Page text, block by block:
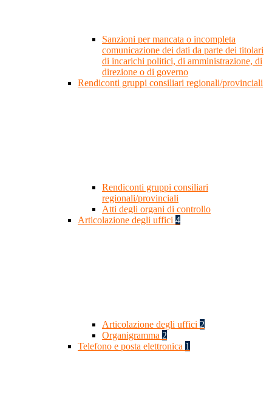
Sanzioni per mancata o incompleta
comunicazione dei dati da parte dei titolari
di incarichi politici, di amministrazione, di
direzione o di governo
Rendiconti gruppi consiliari regionali/provinciali
Rendiconti gruppi consiliari
regionali/provinciali
Atti degli organi di controllo
Articolazione degli uffici 4
Articolazione degli uffici 2
Organigramma 2
Telefono e posta elettronica 1